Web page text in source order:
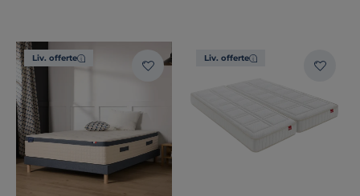
Liv. offerte Liv. offerte